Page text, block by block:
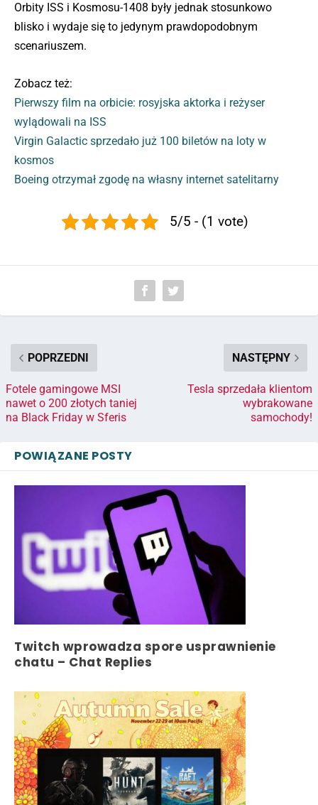
Orbity ISS i Kosmosu-1408 były jednak stosunkowo
blisko i wydaje się to jedynym prawdopodobnym
scenariuszem.
Zobacz też:
Pierwszy film na orbicie: rosyjska aktorka i reżyser
wylądowali na ISS
Virgin Galactic sprzedało już 100 biletów na loty w
kosmos
Boeing otrzymał zgodę na własny internet satelitarny
5/5 - (1 vote)
POPRZEDNI
Fotele gamingowe MSI
nawet o 200 złotych taniej
na Black Friday w Sferis
NASTĘPNY
Tesla sprzedała klientom
wybrakowane
samochody!
POWIĄZANE POSTY
Twitch wprowadza spore usprawnienie
chatu – Chat Replies